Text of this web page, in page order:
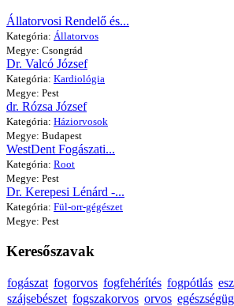
Állatorvosi Rendelő és...
Kategória: Állatorvos
Megye: Csongrád
Dr. Valcó József
Kategória: Kardiológia
Megye: Pest
dr. Rózsa József
Kategória: Háziorvosok
Megye: Budapest
WestDent Fogászati...
Kategória: Root
Megye: Pest
Dr. Kerepesi Lénárd -...
Kategória: Fül-orr-gégészet
Megye: Pest
Keresőszavak
fogászat fogorvos fogfehérítés fogpótlás
szájsebészet fogszakorvos orvos